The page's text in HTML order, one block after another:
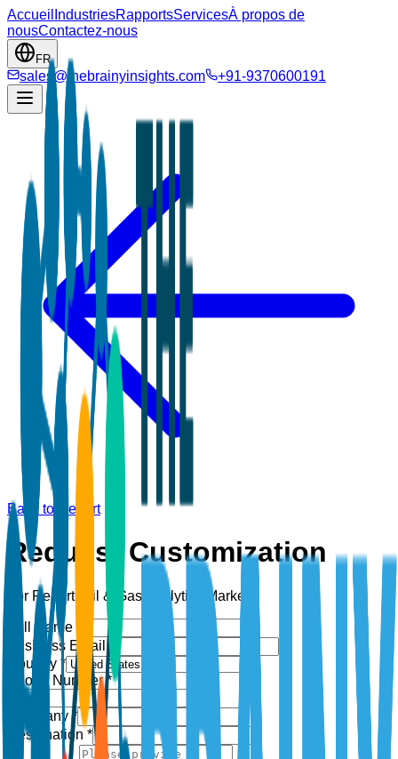
Accueil IndustriesRapportsServicesÀ propos de
nousContactez-nous
FR
sales@thebrainyinsights.com +91-9370600191
Back to Report
Request Customization
For Report: Oil & Gas Analytics Market
Full Name *
Business Email *
Country *
Phone Number *
Company *
Designation *